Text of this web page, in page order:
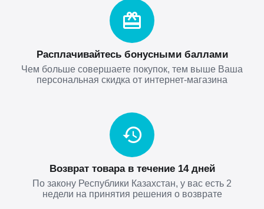
Расплачивайтесь бонусными баллами
Чем больше совершаете покупок, тем выше Ваша
персональная скидка от интернет-магазина
Возврат товара в течение 14 дней
По закону Республики Казахстан, у вас есть 2
недели на принятия решения о возврате